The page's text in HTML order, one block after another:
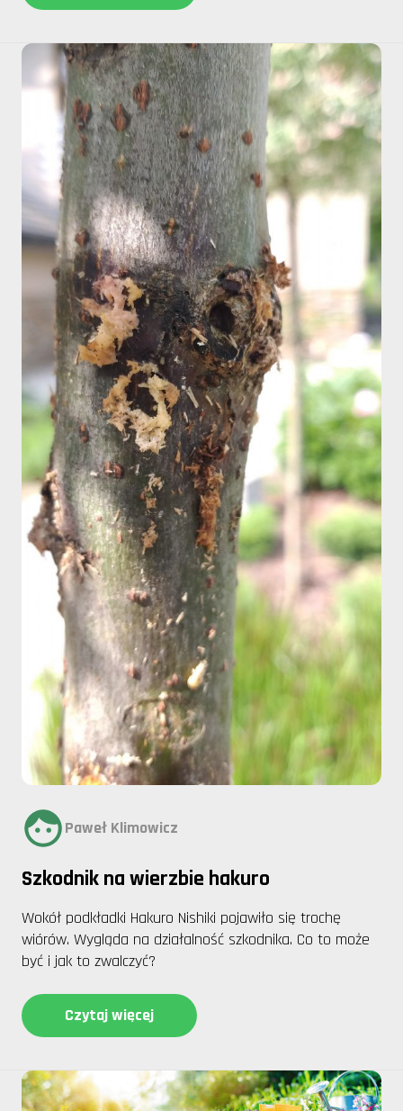
Paweł Klimowicz
Szkodnik na wierzbie hakuro
Wokół podkładki Hakuro Nishiki pojawiło się trochę
wiórów. Wygląda na działalność szkodnika. Co to może
być i jak to zwalczyć?
Czytaj więcej